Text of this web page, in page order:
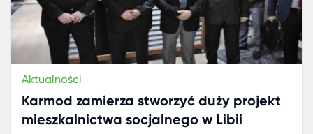
Aktualności
Karmod zamierza stworzyć duży projekt
mieszkalnictwa socjalnego w Libii